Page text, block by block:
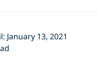
January 13, 2021